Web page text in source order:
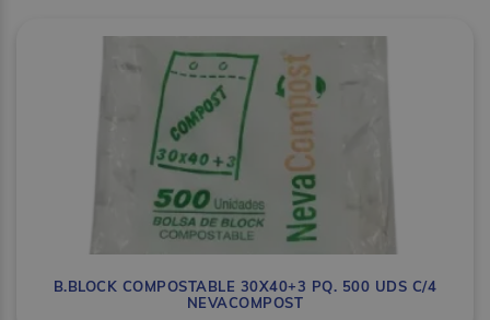
B.BLOCK COMPOSTABLE 30X40+3 PQ. 500 UDS C/4
NEVACOMPOST